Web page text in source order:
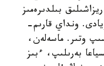
بىلدىرەمىز
ونداي قارىم-
وتىر. ماسەلەن،
بەرىلىپ، ءبىز